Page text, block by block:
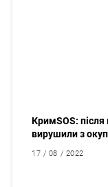
КримSOS: після
вирушили з
17 / 08 / 2022